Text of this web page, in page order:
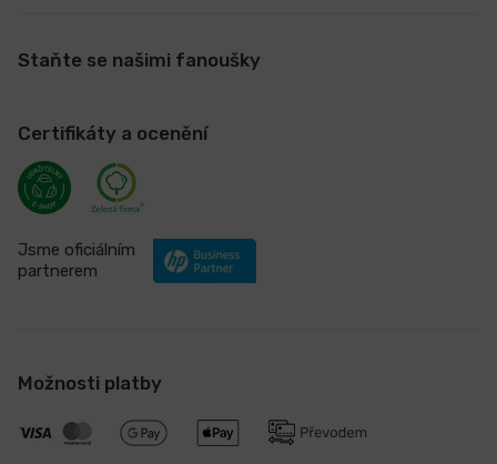
Staňte se našimi fanoušky
Certifikáty a ocenění
Jsme oficiálním
partnerem
Možnosti platby